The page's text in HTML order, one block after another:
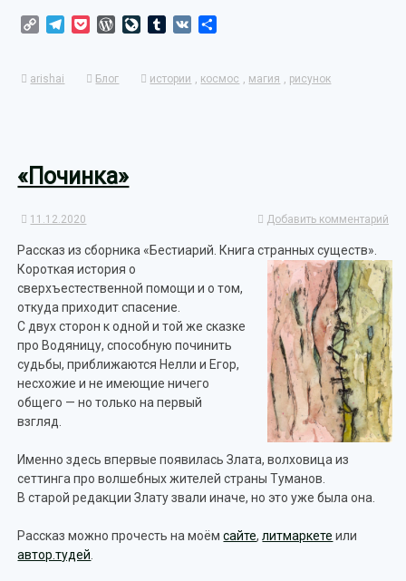
Copy TelegramPocketWordPress
LiveJournal
Tumblr
VK
arishai Блог истории , космос , магия , рисунок
«Починка»
11.12.2020 Добавить комментарий
Рассказ из сборника «Бестиарий. Книга странных существ».
Короткая история о
сверхъестественной помощи и о том,
откуда приходит спасение.
С двух сторон к одной и той же сказке
про Водяницу, способную починить
судьбы, приближаются Нелли и Егор,
несхожие и не имеющие ничего
общего — но только на первый
взгляд.
Именно здесь впервые появилась Злата, волховица из
сеттинга про волшебных жителей страны Туманов.
В старой редакции Злату звали иначе, но это уже была она.
Рассказ можно прочесть на моёмсайте,литмаркете или
автор.тудей